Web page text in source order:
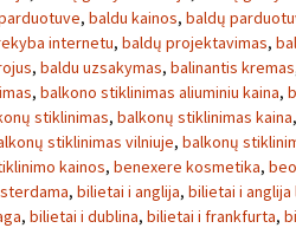
, baldu kainos, baldų
internetu, baldų projektavimas,
, baldu uzsakymas, balinantis kremas
, balkono stiklinimas aliuminiu kaina,
stiklinimas, balkonų stiklinimas kaina,
stiklinimas vilniuje, balkonų
kainos, benexere kosmetika,
, bilietai i anglija, bilietai i anglija
, bilietai i dublina, bilietai i frankfurta,